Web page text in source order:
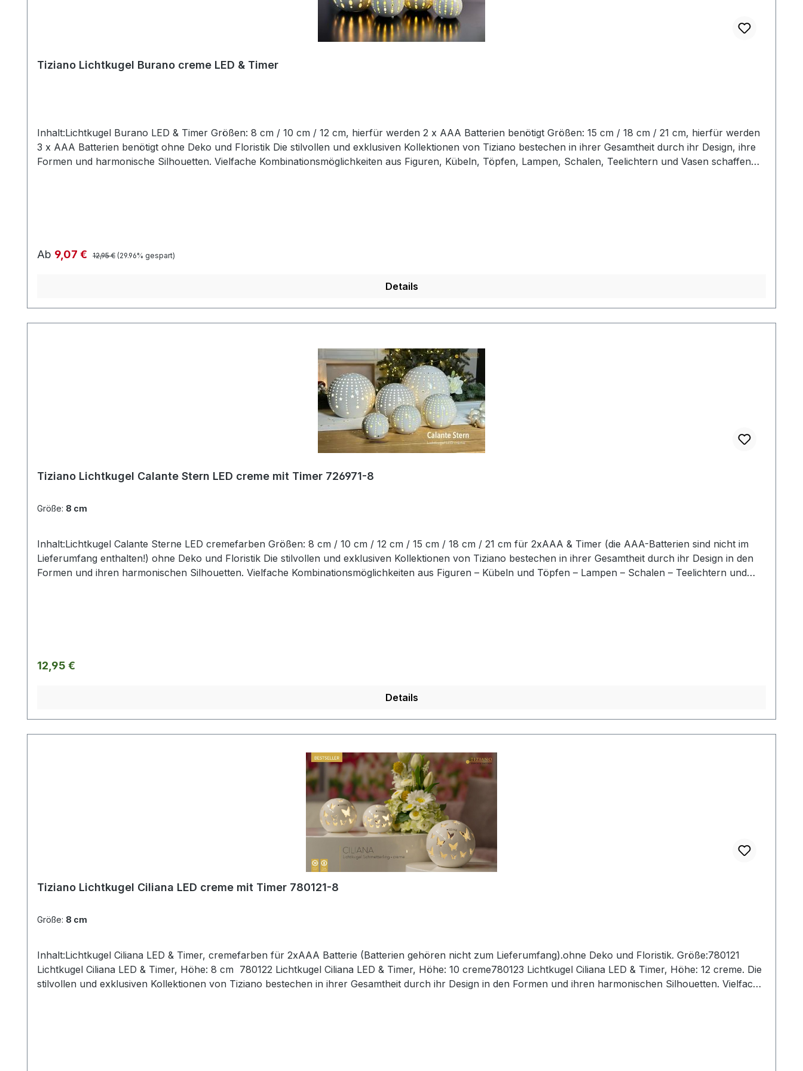
Tiziano Lichtkugel Burano creme LED & Timer
Inhalt:Lichtkugel Burano LED & Timer Größen: 8 cm / 10 cm / 12 cm, hierfür werden 2 x AAA Batterien benötigt Größen: 15 cm / 18 cm / 21 cm, hierfür werden
3 x AAA Batterien benötigt ohne Deko und Floristik Die stilvollen und exklusiven Kollektionen von Tiziano bestechen in ihrer Gesamtheit durch ihr Design, ihre
Formen und harmonische Silhouetten. Vielfache Kombinationsmöglichkeiten aus Figuren, Kübeln, Töpfen, Lampen, Schalen, Teelichtern und Vasen schaffen
Verkaufspreis:
Ab 9,07 € Regulärer Preis:
12,95 € (29.96% gespart)
Details
Tiziano Lichtkugel Calante Stern LED creme mit Timer 726971-8
Größe: 8 cm
Inhalt:Lichtkugel Calante Sterne LED cremefarben Größen: 8 cm / 10 cm / 12 cm / 15 cm / 18 cm / 21 cm für 2xAAA & Timer (die AAA-Batterien sind nicht im
Lieferumfang enthalten!) ohne Deko und Floristik Die stilvollen und exklusiven Kollektionen von Tiziano bestechen in ihrer Gesamtheit durch ihr Design in den
Formen und ihren harmonischen Silhouetten. Vielfache Kombinationsmöglichkeiten aus Figuren – Kübeln und Töpfen – Lampen – Schalen – Teelichtern und
Regulärer Preis:
12,95 €
Details
Tiziano Lichtkugel Ciliana LED creme mit Timer 780121-8
Größe: 8 cm
Inhalt:Lichtkugel Ciliana LED & Timer, cremefarben für 2xAAA Batterie (Batterien gehören nicht zum Lieferumfang).ohne Deko und Floristik. Größe:780121
Lichtkugel Ciliana LED & Timer, Höhe: 8 cm 780122 Lichtkugel Ciliana LED & Timer, Höhe: 10 creme780123 Lichtkugel Ciliana LED & Timer, Höhe: 12 creme. Die
stilvollen und exklusiven Kollektionen von Tiziano bestechen in ihrer Gesamtheit durch ihr Design in den Formen und ihren harmonischen Silhouetten. Vielfache